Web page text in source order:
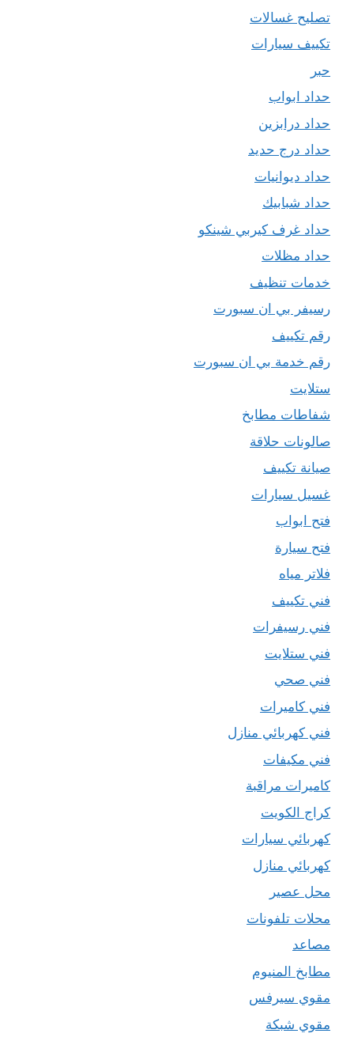
تصليح غسالات
تكييف سيارات
حبر
حداد ابواب
حداد درابزين
حداد درج حديد
حداد ديوانيات
حداد شبابيك
حداد غرف كيربي شينكو
حداد مظلات
خدمات تنظيف
رسيفر بي ان سبورت
رقم تكييف
رقم خدمة بي ان سبورت
ستلايت
شفاطات مطابخ
صالونات حلاقة
صيانة تكييف
غسيل سيارات
فتح ابواب
فتح سيارة
فلاتر مياه
فني تكييف
فني رسيفرات
فني ستلايت
فني صحي
فني كاميرات
فني كهربائي منازل
فني مكيفات
كاميرات مراقبة
كراج الكويت
كهربائي سيارات
كهربائي منازل
محل عصير
محلات تلفونات
مصاعد
مطابخ المنيوم
مقوي سيرفس
مقوي شبكة